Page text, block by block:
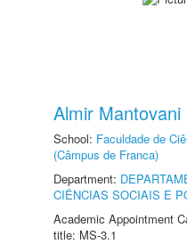
Almir Mantovani
School: Faculdade de
(Câmpus de Franca)
Department:
CIÊNCIAS SOCIAIS E
Academic Appointment
title: MS-3.1